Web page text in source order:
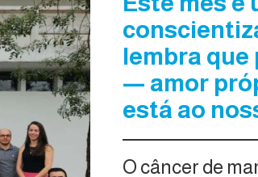
lembra que
— amor
está ao
O câncer de